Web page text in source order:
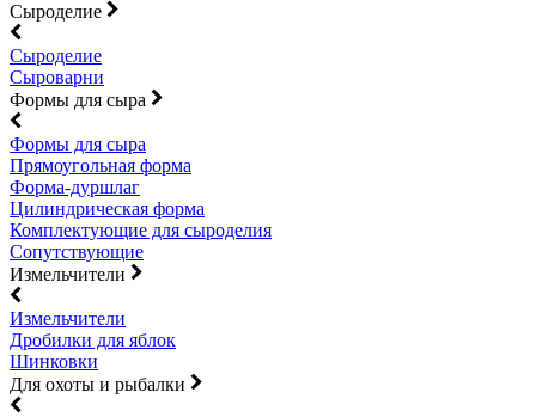
Сыроделие
Сыроделие
Сыроварни
Формы для сыра
Формы для сыра
Прямоугольная форма
Форма-дуршлаг
Цилиндрическая форма
Комплектующие для сыроделия
Сопутствующие
Измельчители
Измельчители
Дробилки для яблок
Шинковки
Для охоты и рыбалки